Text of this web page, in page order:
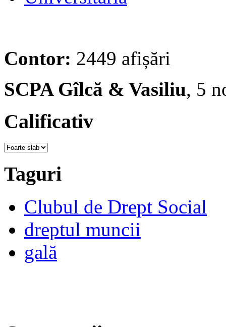
Contor: 2449 afișări
SCPA Gîlcă & Vasiliu, 5
Calificativ
Taguri
Clubul de Drept Social
dreptul muncii
gală